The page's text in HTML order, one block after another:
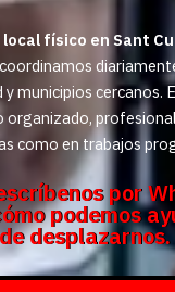
local físico en Sant
y municipios cercanos.
organizado,
como en trabajos
por
podemos
de desplazarnos.